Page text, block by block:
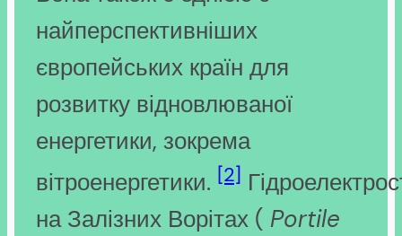
найперспективніших
європейських країн для
розвитку відновлюваної
енергетики, зокрема
вітроенергетики. [2]
на Залізних Ворітах ( Portile